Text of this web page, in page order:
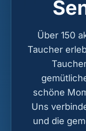
Über 150
Taucher
schöne
Uns
und die